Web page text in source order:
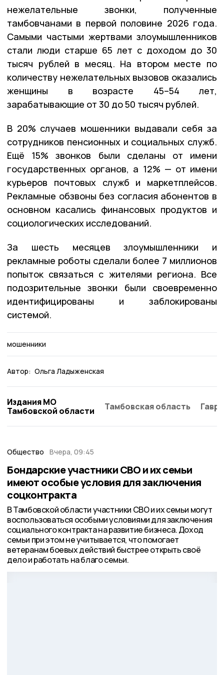
нежелательные звонки, полученные
тамбовчанами в первой половине 2026 года.
Самыми частыми жертвами злоумышленников
стали люди старше 65 лет с доходом до 30
тысяч рублей в месяц. На втором месте по
количеству нежелательных вызовов оказались
женщины в возрасте 45–54 лет,
зарабатывающие от 30 до 50 тысяч рублей.
В 20% случаев мошенники выдавали себя за
сотрудников пенсионных и социальных служб.
Ещё 15% звонков были сделаны от имени
государственных органов, а 12% — от имени
курьеров почтовых служб и маркетплейсов.
Рекламные обзвоны без согласия абонентов в
основном касались финансовых продуктов и
социологических исследований.
За шесть месяцев злоумышленники и
рекламные роботы сделали более 7 миллионов
попыток связаться с жителями региона. Все
подозрительные звонки были своевременно
идентифицированы и заблокированы
системой.
мошенники
Автор: Ольга Ладыженская
Издания МО
Тамбовской области
Тамбовская область
Общество Вчера, 09:45
Бондарские участники СВО и их семьи
имеют особые условия для заключения
соцконтракта
В Тамбовской области участники СВО и их семьи могут
воспользоваться особыми условиями для заключения
социального контракта на развитие бизнеса. Доход
семьи при этом не учитывается, что помогает
ветеранам боевых действий быстрее открыть своё
дело и работать на благо семьи.